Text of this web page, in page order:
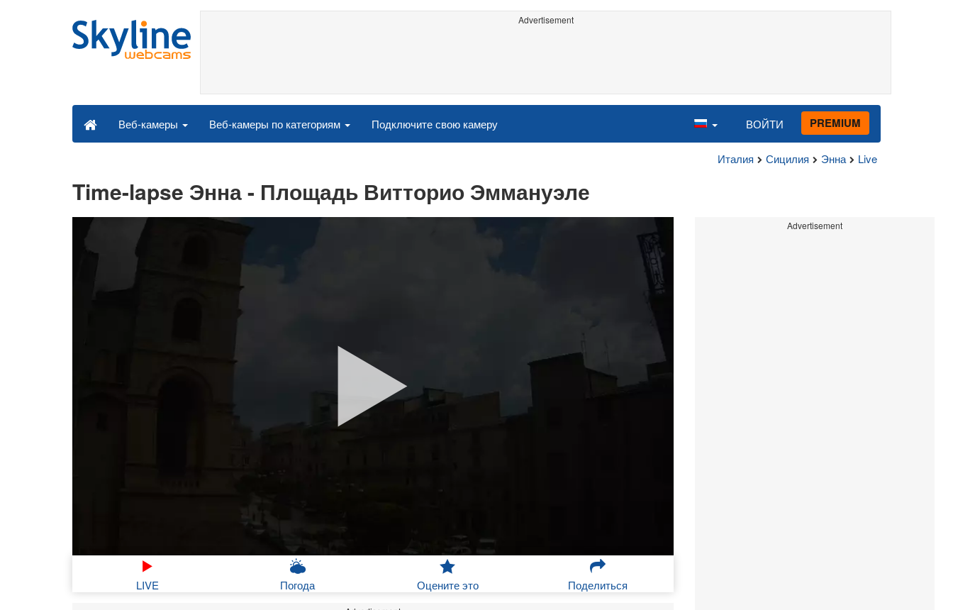
Advertisement
Веб-камеры Веб-камеры по категориям Подключите свою камеру ВОЙТИ PREMIUM
Италия Сицилия Энна Live
Time-lapse Энна - Площадь Витторио Эммануэле
LIVE Погода Оцените это Поделиться
Advertisement